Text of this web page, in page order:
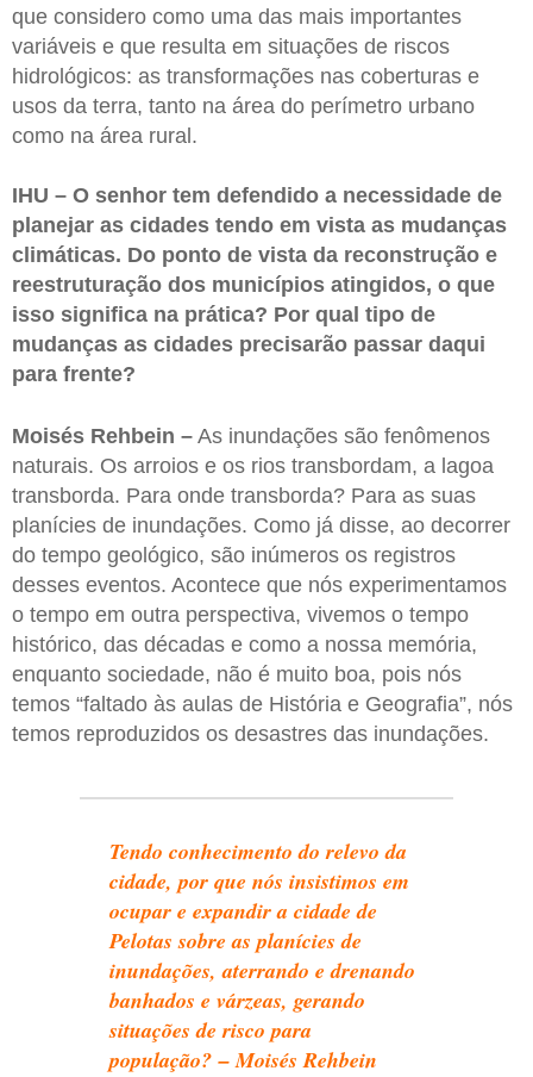
que considero como uma das mais importantes
variáveis e que resulta em situações de riscos
hidrológicos: as transformações nas coberturas e
usos da terra, tanto na área do perímetro urbano
como na área rural.
IHU – O senhor tem defendido a necessidade de
planejar as cidades tendo em vista as mudanças
climáticas. Do ponto de vista da reconstrução e
reestruturação dos municípios atingidos, o que
isso significa na prática? Por qual tipo de
mudanças as cidades precisarão passar daqui
para frente?
Moisés Rehbein – As inundações são fenômenos
naturais. Os arroios e os rios transbordam, a lagoa
transborda. Para onde transborda? Para as suas
planícies de inundações. Como já disse, ao decorrer
do tempo geológico, são inúmeros os registros
desses eventos. Acontece que nós experimentamos
o tempo em outra perspectiva, vivemos o tempo
histórico, das décadas e como a nossa memória,
enquanto sociedade, não é muito boa, pois nós
temos “faltado às aulas de História e Geografia”, nós
temos reproduzidos os desastres das inundações.
Tendo conhecimento do relevo da
cidade, por que nós insistimos em
ocupar e expandir a cidade de
Pelotas sobre as planícies de
inundações, aterrando e drenando
banhados e várzeas, gerando
situações de risco para
população? – Moisés Rehbein